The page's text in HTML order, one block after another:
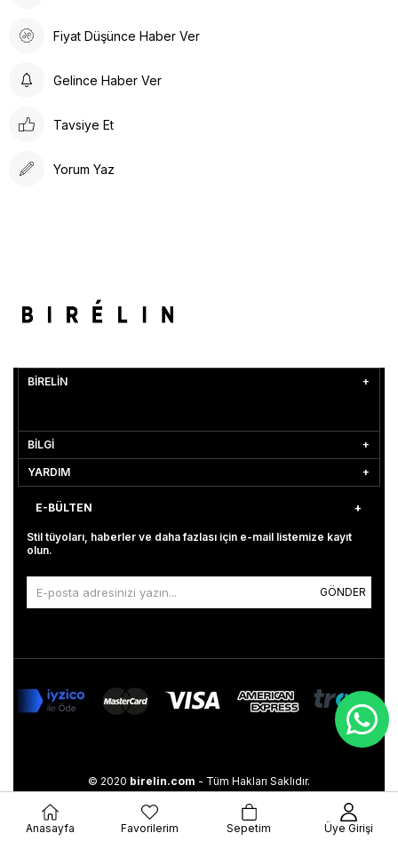
Fiyat Düşünce Haber Ver
Gelince Haber Ver
Tavsiye Et
Yorum Yaz
BİRELİN
BİLGİ
YARDIM
E-BÜLTEN
Stil tüyoları, haberler ve daha fazlası için e-mail listemize kayıt
olun.
GÖNDER
© 2020 birelin.com - Tüm Hakları Saklıdır.
Anasayfa Favorilerim Sepetim Üye Girişi